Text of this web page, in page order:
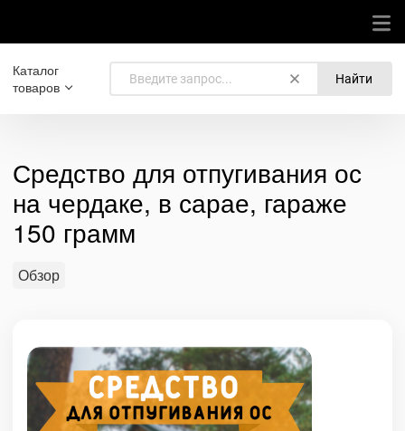
Каталог
товаров
Найти
Средство для отпугивания ос
на чердаке, в сарае, гараже
150 грамм
Обзор